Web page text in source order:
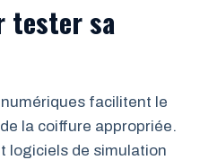
tester sa
facilitent le
la coiffure appropriée.
logiciels de simulation